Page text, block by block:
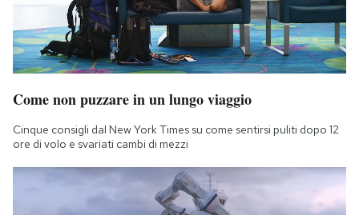
Come non puzzare in un lungo viaggio
Cinque consigli dal New York Times su come sentirsi puliti dopo 12
ore di volo e svariati cambi di mezzi